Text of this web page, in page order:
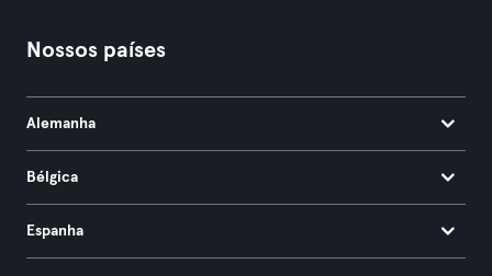
Nossos países
Alemanha
Bélgica
Espanha